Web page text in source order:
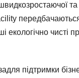
передбачаються
екологічно чисті
підтримки